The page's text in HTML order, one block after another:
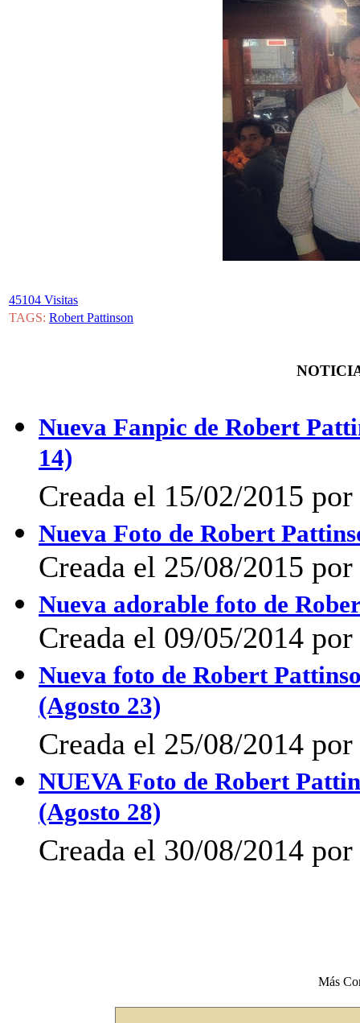
45104 Visitas
TAGS: Robert Pattinson
Nueva Fanpic de Robert
14)
Creada el 15/02/2015
Nueva Foto de Robert
Creada el 25/08/2015
Nueva adorable foto de
Creada el 09/05/2014
Nueva foto de Robert
(Agosto 23)
Creada el 25/08/2014
NUEVA Foto de Robert
(Agosto 28)
Creada el 30/08/2014
Más